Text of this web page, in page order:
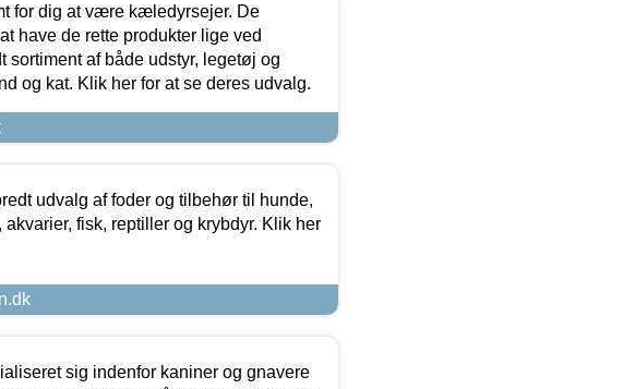
for dig at være kæledyrsejer. De
have de rette produkter lige ved
sortiment af både udstyr, legetøj og
og kat. Klik her for at se deres udvalg.
udvalg af foder og tilbehør til hunde,
fisk, reptiller og krybdyr. Klik her
sig indenfor kaniner og gnavere